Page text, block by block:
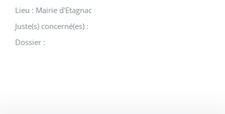
Lieu : Mairie d'Etagnac
Juste(s) concerné(es) :
Dossier :